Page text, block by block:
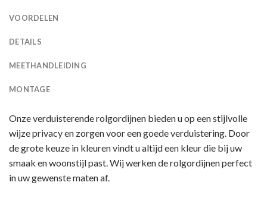
VOORDELEN
DETAILS
MEETHANDLEIDING
MONTAGE
Onze verduisterende rolgordijnen bieden u op een stijlvolle
wijze privacy en zorgen voor een goede verduistering. Door
de grote keuze in kleuren vindt u altijd een kleur die bij uw
smaak en woonstijl past. Wij werken de rolgordijnen perfect
in uw gewenste maten af.